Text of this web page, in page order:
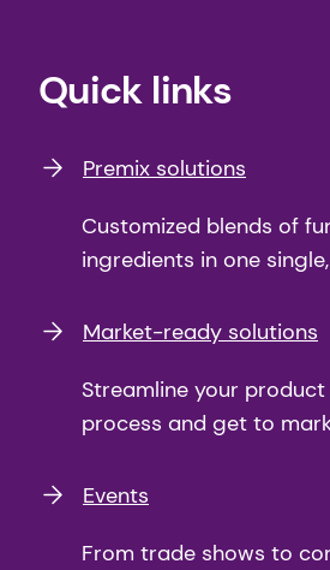
Wang, Jun]] [published
Host Microbe.
H. Lv, L.Z., Zhang, et al. 母
生物相の比較解析と機能性
19 Cho S, Samuel TM, Li T, et
バクテロイデス菌とヒトミル
互作用と乳児の認知との関連
Quick links
Premix solutions
Customized blends of
ingredients in one
Market-ready solutions
Streamline your
process and get to
Events
From trade shows to